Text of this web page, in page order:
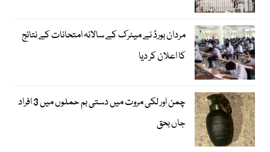
مردان بورڈ نے میٹرک کے سالانہ امتحانات کے نتائج
کا اعلان کر دیا
چمن اور لکی مروت میں دستی بم حملوں میں 3 افراد
جاں بحق